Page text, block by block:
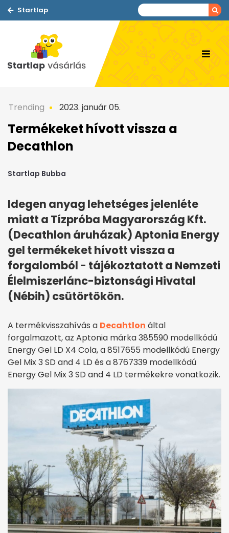
Startlap
Trending 2023. január 05.
Termékeket hívott vissza a
Decathlon
Startlap Bubba
Idegen anyag lehetséges jelenléte
miatt a Tízpróba Magyarország Kft.
(Decathlon áruházak) Aptonia Energy
gel termékeket hívott vissza a
forgalomból - tájékoztatott a Nemzeti
Élelmiszerlánc-biztonsági Hivatal
(Nébih) csütörtökön.
A termékvisszahívás a Decahtlon által
forgalmazott, az Aptonia márka 385590 modellkódú
Energy Gel LD X4 Cola, a 8517655 modellkódú Energy
Gel Mix 3 SD and 4 LD és a 8767339 modellkódú
Energy Gel Mix 3 SD and 4 LD termékekre vonatkozik.